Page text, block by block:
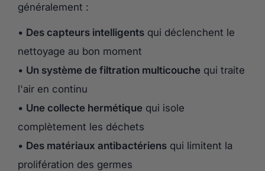
généralement :
• Des capteurs intelligents qui déclenchent le
nettoyage au bon moment
• Un système de filtration multicouche qui traite
l'air en continu
• Une collecte hermétique qui isole
complètement les déchets
• Des matériaux antibactériens qui limitent la
prolifération des germes